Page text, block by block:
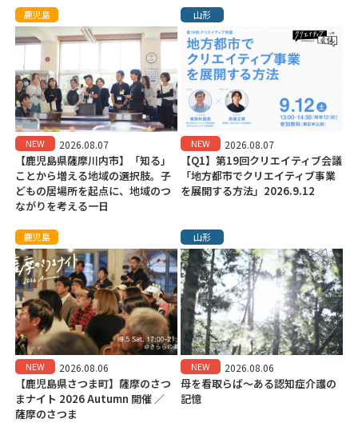
鹿児島
NEW 2026.08.07
【鹿児島県薩摩川内市】「知る」
ことから増える地域の選択肢。子
どもの居場所を起点に、地域のつ
ながりを考える一日
山形
NEW 2026.08.07
【Q1】第19回クリエイティブ会議
「地方都市でクリエイティブ事業
を展開する方法」2026.9.12
鹿児島
NEW 2026.08.06
【鹿児島県さつま町】薩摩のさつ
まナイト 2026 Autumn 開催 ／
薩摩のさつま
山形
NEW 2026.08.06
母を看取らば～ある認知症介護の
記憶